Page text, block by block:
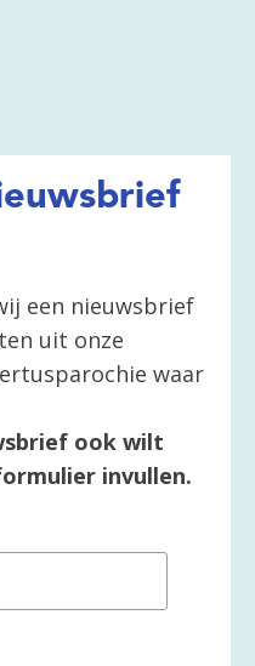
een nieuwsbrief
uit onze
waar
ook wilt
invullen.